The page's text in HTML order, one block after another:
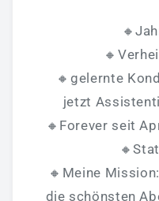
🔸gelernte
jetzt
🔸Forever seit
🔸Meine
die schönsten